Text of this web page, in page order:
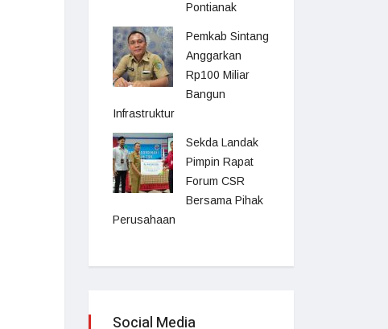
Pontianak
Pemkab Sintang
Anggarkan
Rp100 Miliar
Bangun
Infrastruktur
Sekda Landak
Pimpin Rapat
Forum CSR
Bersama Pihak
Perusahaan
Social Media